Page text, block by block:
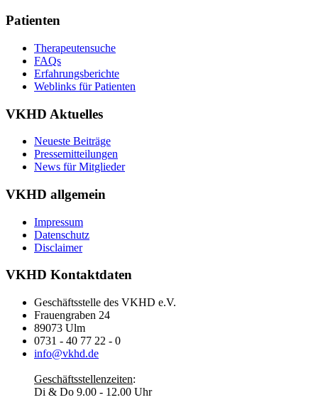
Patienten
Therapeutensuche
FAQs
Erfahrungsberichte
Weblinks für Patienten
VKHD Aktuelles
Neueste Beiträge
Pressemitteilungen
News für Mitglieder
VKHD allgemein
Impressum
Datenschutz
Disclaimer
VKHD Kontaktdaten
Geschäftsstelle des VKHD e.V.
Frauengraben 24
89073 Ulm
0731 - 40 77 22 - 0
info@vkhd.de
Geschäftsstellenzeiten:
Di & Do 9.00 - 12.00 Uhr